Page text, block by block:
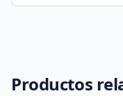
Productos